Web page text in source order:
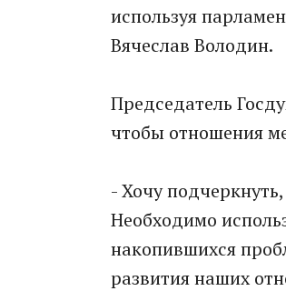
используя
Вячеслав Володин.
Председатель
чтобы отношения
- Хочу
Необходимо
накопившихся
развития наших